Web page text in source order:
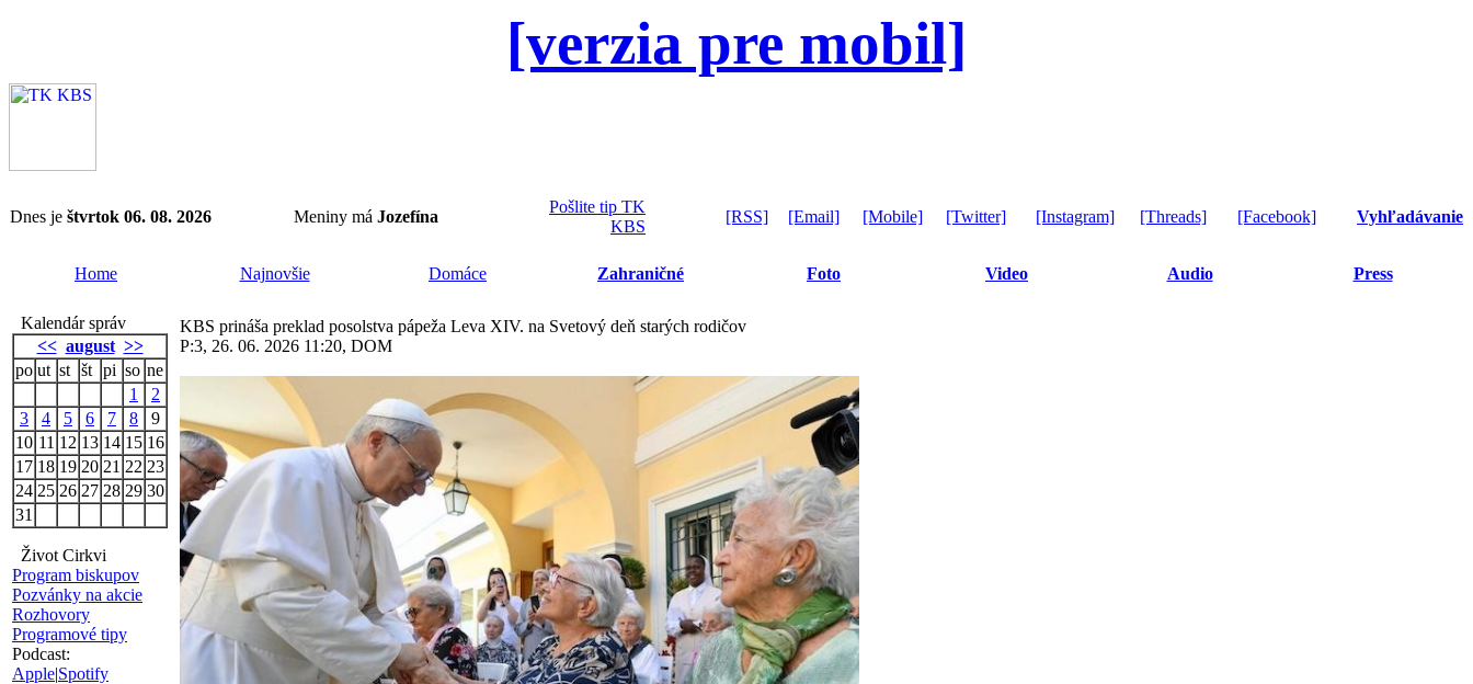
[verzia pre mobil]
Dnes je štvrtok 06. 08. 2026 Meniny má Jozefína
Pošlite tip TK
KBS
[RSS] [Email] [Mobile] [Twitter] [Instagram] [Threads] [Facebook] Vyhľadávanie
Home Najnovšie Domáce Zahraničné Foto Video Audio Press
Kalendár správ
<< august >>
po ut st št pi so ne
1
2
3
4 5 6 7 8
9
10 11 12 13 14 15 16
17 18 19 20 21 22 23
24 25 26 27 28 29 30
31
Život Cirkvi
Program biskupov
Pozvánky na akcie
Rozhovory
Programové tipy
Podcast:
Apple|Spotify
KBS prináša preklad posolstva pápeža Leva XIV. na Svetový deň starých rodičov
P:3, 26. 06. 2026 11:20, DOM